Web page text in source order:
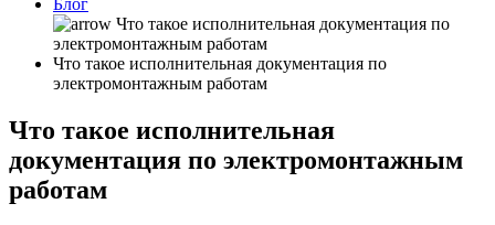
Блог
Что такое исполнительная документация по
электромонтажным работам
Что такое исполнительная
документация по электромонтажным
работам